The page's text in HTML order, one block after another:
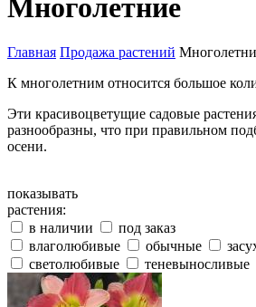
Многолетние
Главная Продажа растений
К многолетним относится большое
Эти красивоцветущие садовые
разнообразны, что при правильном
осени.
показывать
растения:
в наличии
под заказ
влаголюбивые
обычные
светолюбивые
теневыносливые